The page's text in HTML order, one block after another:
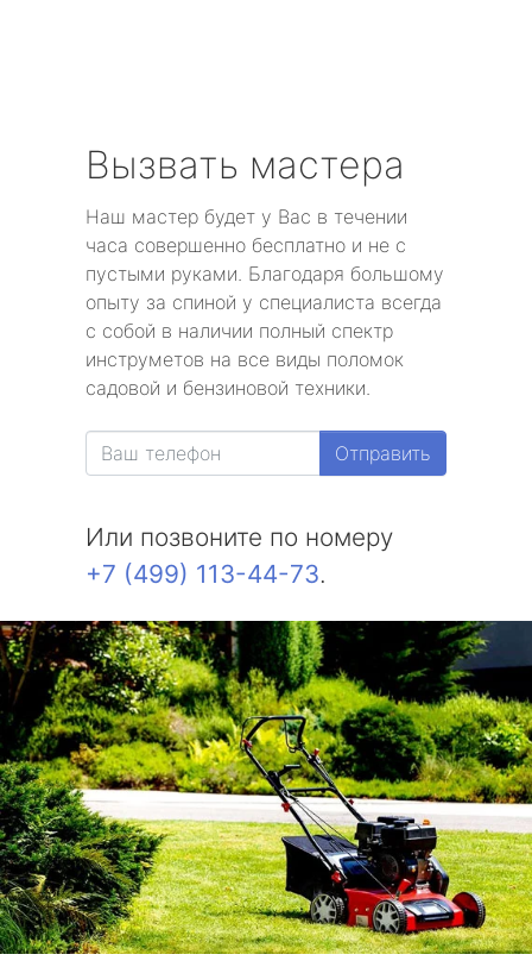
Вызвать мастера
Наш мастер будет у Вас в течении
часа совершенно бесплатно и не с
пустыми руками. Благодаря большому
опыту за спиной у специалиста всегда
с собой в наличии полный спектр
инструметов на все виды поломок
садовой и бензиновой техники.
Отправить
Или позвоните по номеру
+7 (499) 113-44-73.